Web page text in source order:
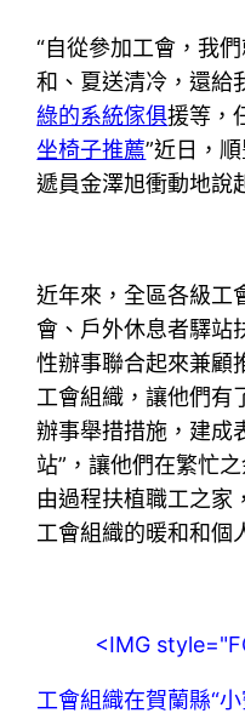
“自從參加工會，我
和、夏送清冷，還給
綠的系統傢俱援等，
坐椅子推薦”近日，
遞員金澤旭衝動地說
近年來，全區各級工
會、戶外休息者驛站
性辦事聯合起來兼顧
工會組織，讓他們有
辦事舉措措施，建成
站”，讓他們在繁忙
由過程扶植職工之家
工會組織的暖和和個
<IMG
工會組織在賀蘭縣“